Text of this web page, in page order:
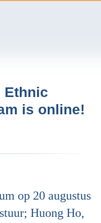
Ethnic
is online!
op 20 augustus
Huong Ho,